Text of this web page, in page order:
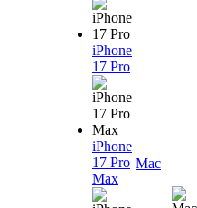
iPhone
17 Pro
iPhone
17 Pro
Max
Mac